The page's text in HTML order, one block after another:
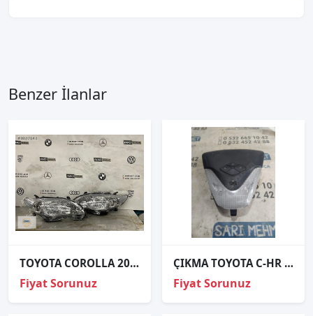
Benzer İlanlar
TOYOTA COROLLA 2011 TAKIM FAR SIFIR İTHAL
Fiyat Sorunuz
ÇIKMA TOYOTA C-HR TAVAN LAMBASI 81260-F4060
Fiyat Sorunuz